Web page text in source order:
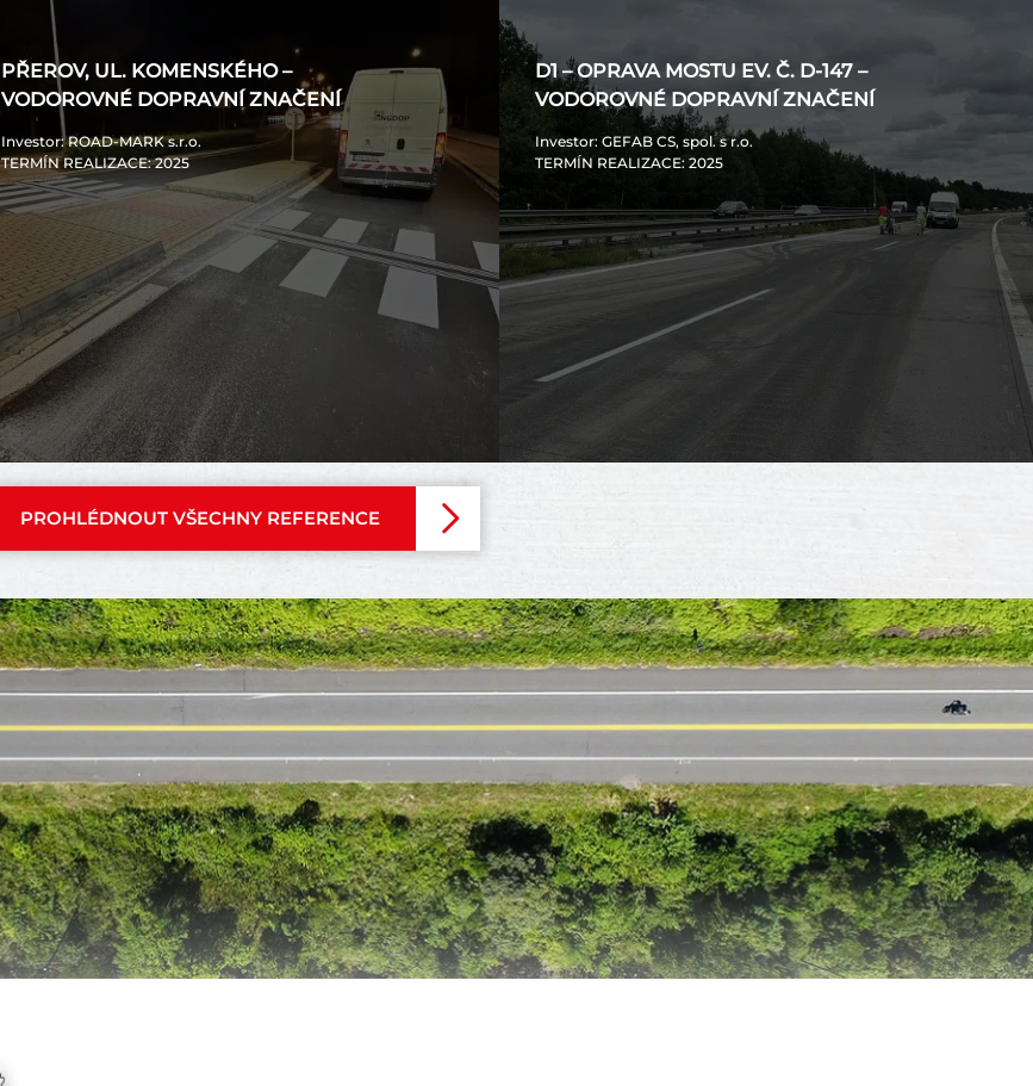
PŘEROV, UL. KOMENSKÉHO –
VODOROVNÉ DOPRAVNÍ ZNAČENÍ
Investor: ROAD-MARK s.r.o.
TERMÍN REALIZACE: 2025
D1 – OPRAVA MOSTU EV. Č. D-147 –
VODOROVNÉ DOPRAVNÍ ZNAČENÍ
Investor: GEFAB CS, spol. s r.o.
TERMÍN REALIZACE: 2025
PROHLÉDNOUT VŠECHNY REFERENCE